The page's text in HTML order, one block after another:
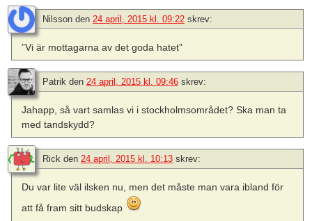
Nilsson den 24 april, 2015 kl. 09:22 skrev:
”Vi är mottagarna av det goda hatet”
Patrik den 24 april, 2015 kl. 09:46 skrev:
Jahapp, så vart samlas vi i stockholmsområdet? Ska man ta
med tandskydd?
Rick den 24 april, 2015 kl. 10:13 skrev:
Du var lite väl ilsken nu, men det måste man vara ibland för
att få fram sitt budskap